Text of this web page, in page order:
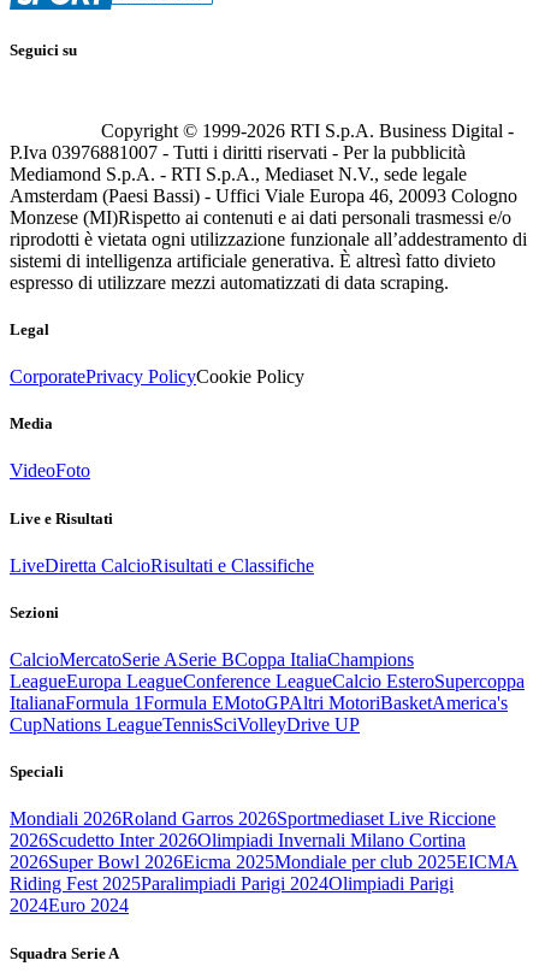
Seguici su
Copyright © 1999-2026 RTI S.p.A. Business Digital -
P.Iva 03976881007 - Tutti i diritti riservati - Per la pubblicità
Mediamond S.p.A. - RTI S.p.A., Mediaset N.V., sede legale
Amsterdam (Paesi Bassi) - Uffici Viale Europa 46, 20093 Cologno
Monzese (MI)Rispetto ai contenuti e ai dati personali trasmessi e/o
riprodotti è vietata ogni utilizzazione funzionale all’addestramento di
sistemi di intelligenza artificiale generativa. È altresì fatto divieto
espresso di utilizzare mezzi automatizzati di data scraping.
Legal
CorporatePrivacy PolicyCookie Policy
Media
VideoFoto
Live e Risultati
LiveDiretta CalcioRisultati e Classifiche
Sezioni
CalcioMercatoSerie ASerie BCoppa ItaliaChampions
LeagueEuropa LeagueConference LeagueCalcio EsteroSupercoppa
ItalianaFormula 1Formula EMotoGPAltri MotoriBasketAmerica's
CupNations LeagueTennisSciVolleyDrive UP
Speciali
Mondiali 2026Roland Garros 2026Sportmediaset Live Riccione
2026Scudetto Inter 2026Olimpiadi Invernali Milano Cortina
2026Super Bowl 2026Eicma 2025Mondiale per club 2025EICMA
Riding Fest 2025Paralimpiadi Parigi 2024Olimpiadi Parigi
2024Euro 2024
Squadra Serie A